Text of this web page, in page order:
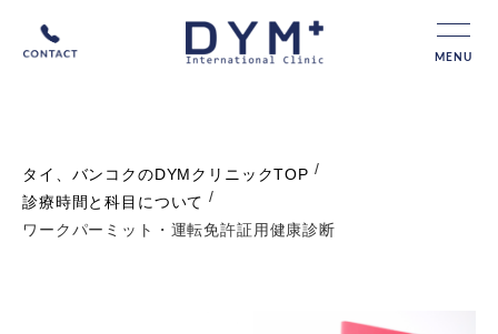
MENU
タイ、バンコクのDYMクリニックTOP /
診療時間と科目について /
ワークパーミット・運転免許証用健康診断